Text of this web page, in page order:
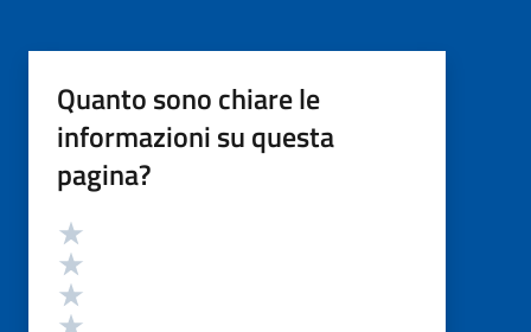
Quanto sono chiare le
informazioni su questa
pagina?
Valutazione